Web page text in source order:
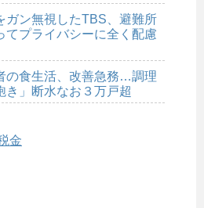
ガン無視したTBS、避難所
てプライバシーに全く配慮
の食生活、改善急務…調理
き」断水なお３万戸超
金